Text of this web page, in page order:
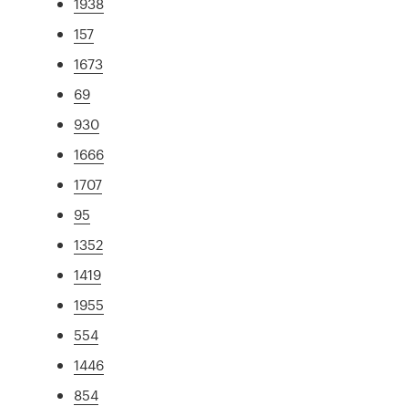
157
1673
69
930
1666
1707
95
1352
1419
1955
554
1446
854